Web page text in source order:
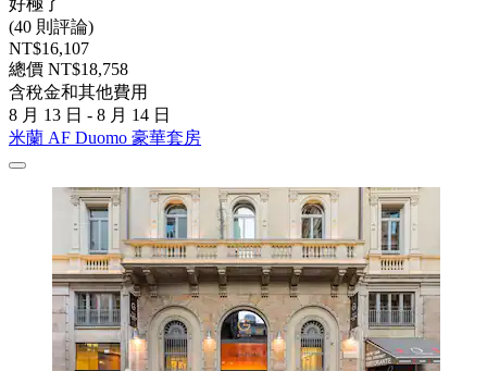
好極了
(40 則評論)
NT$16,107
總價 NT$18,758
含稅金和其他費用
8 月 13 日 - 8 月 14 日
米蘭 AF Duomo 豪華套房